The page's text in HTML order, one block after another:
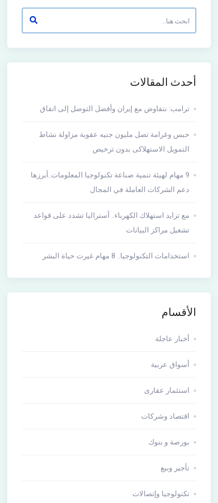
أحدث المقالات
ترامب: نتفاوض مع إيران وأفضل التوصل إلى اتفاق
حبس وغرامة تصل مليون جنيه عقوبة مزاولة نشاط
التمويل الاستهلاكى بدون ترخيص
9 مهام لهيئة تنمية صناعة تكنولوجيا المعلومات..أبرزها
دعم الشركات العاملة في المجال
مع تزايد استهلاك الكهرباء.. أستراليا تشدد على قواعد
تشغيل مراكز البيانات
استخدامات التكنولوجيا.. 8 مهام غيرت حياة البشر
الأقسام
أخبار عاجلة
أسواق عربية
استثمار عقارى
اقتصاد وشركات
بورصة و بنوك
تأجير وبيع
تكنولوجيا وإتصالات